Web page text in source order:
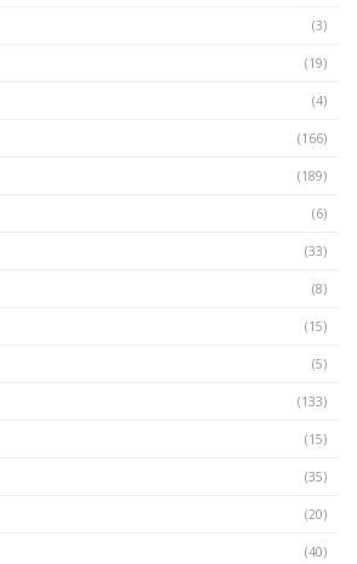
(3)
(19)
(4)
(166)
(189)
(6)
(33)
(8)
(15)
(5)
(133)
(15)
(35)
(20)
(40)